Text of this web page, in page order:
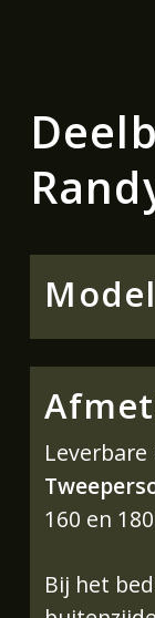
Model
160 en
Bij het